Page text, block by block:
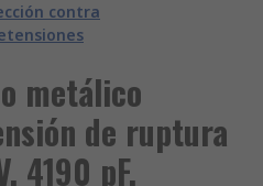
contra
metálico
de ruptura
4190 pF,